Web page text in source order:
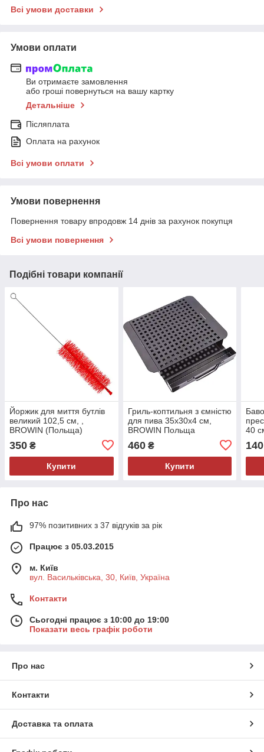
Всі умови доставки
Умови оплати
Ви отримаєте замовлення
або гроші повернуться на вашу картку
Детальніше
Післяплата
Оплата на рахунок
Всі умови оплати
Умови повернення
Повернення товару впродовж 14 днів за рахунок покупця
Всі умови повернення
Подібні товари компанії
Йоржик для миття бутлів
великий 102,5 см, ,
BROWIN (Польща)
350 ₴
Купити
Гриль-коптильня з ємністю
для пива 35x30x4 см,
BROWIN Польща
460₴
Купити
40
140
Про нас
97% позитивних з 37 відгуків за рік
Працює з 05.03.2015
м. Київ
вул. Васильківська, 30, Київ, Україна
Контакти
Сьогодні працює з 10:00 до 19:00
Показати весь графік роботи
Про нас
Контакти
Доставка та оплата